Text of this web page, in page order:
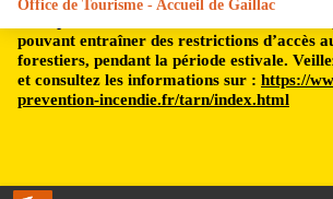
pouvant entraîner des restrictions d’accès
forestiers, pendant la période estivale.
et consultez les informations sur : https://
prevention-incendie.fr/tarn/index.html
Office de Tourisme - Accueil de Gaillac